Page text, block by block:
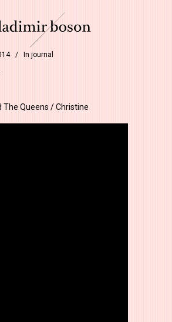
In journal
The Queens / Christine